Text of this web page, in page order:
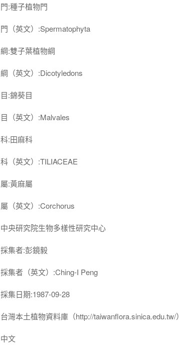
門:種子植物門
門（英文）:Spermatophyta
綱:雙子葉植物綱
綱（英文）:Dicotyledons
目:錦葵目
目（英文）:Malvales
科:田麻科
科（英文）:TILIACEAE
屬:黃麻屬
屬（英文）:Corchorus
中央研究院生物多樣性研究中心
採集者:彭鏡毅
採集者（英文）:Ching-I Peng
採集日期:1987-09-28
台灣本土植物資料庫（http://taiwanflora.sinica.edu.tw/）
中文